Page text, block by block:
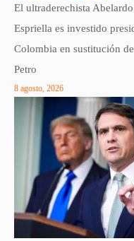
El ultraderechista
Espriella es investido
Colombia en sustitución
Petro
8 agosto, 2026